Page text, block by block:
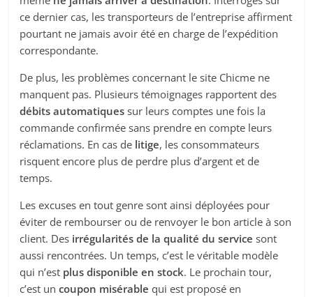
ce dernier cas, les transporteurs de l’entreprise affirment
pourtant ne jamais avoir été en charge de l’expédition
correspondante.
De plus, les problèmes concernant le site Chicme ne
manquent pas. Plusieurs témoignages rapportent des
débits automatiques sur leurs comptes une fois la
commande confirmée sans prendre en compte leurs
réclamations. En cas de litige, les consommateurs
risquent encore plus de perdre plus d’argent et de
temps.
Les excuses en tout genre sont ainsi déployées pour
éviter de rembourser ou de renvoyer le bon article à son
client. Des irrégularités de la qualité du service sont
aussi rencontrées. Un temps, c’est le véritable modèle
qui n’est plus disponible en stock. Le prochain tour,
c’est uncoupon misérable qui est proposé en